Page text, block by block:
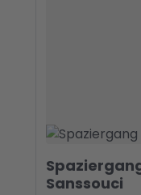
Sanssouci